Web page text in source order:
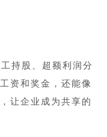
持股、超额利润分
资和奖金，还能像
让企业成为共享的